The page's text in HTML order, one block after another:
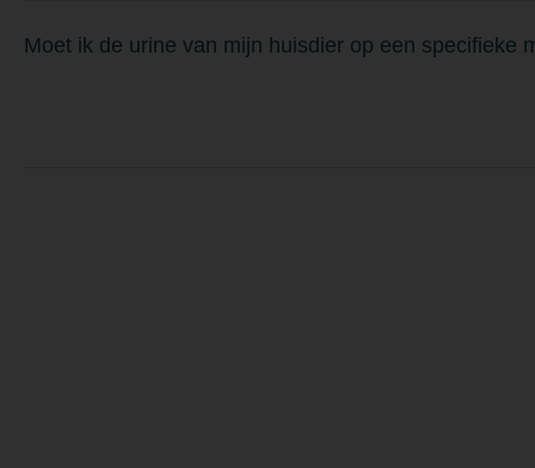
Moet ik de urine van mijn huisdier op een specifieke